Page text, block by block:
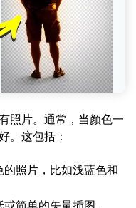
照片。通常，当颜色一
。这包括：
照片，比如浅蓝色和